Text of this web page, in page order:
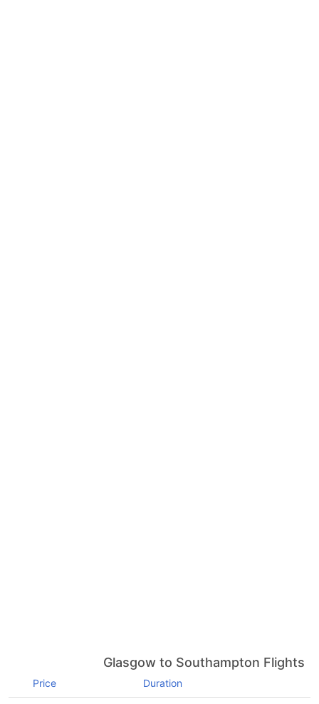
Glasgow to Southampton Flights
Duration
Price